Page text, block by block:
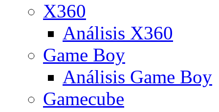
X360
Análisis X360
Game Boy
Análisis Game Boy
Gamecube